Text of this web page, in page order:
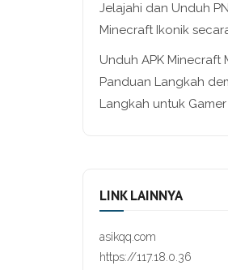
Jelajahi dan Unduh
Minecraft Ikonik
Unduh APK Minecraft
Panduan Langkah
Langkah untuk Gamer
LINK LAINNYA
asikqq.com
https://117.18.0.36